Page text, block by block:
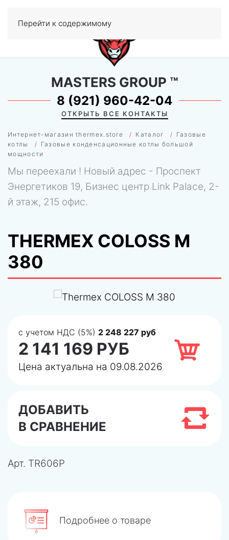
Перейти к содержимому
0
Интернет-магазин thermex.store Каталог
Газовые
котлы
Газовые конденсационные котлы большой
мощности
MASTERS GROUP ™
8 (921) 960-42-04
ОТКРЫТЬ ВСЕ КОНТАКТЫ
Мы переехали ! Новый адрес - Проспект
Энергетиков 19, Бизнес центр Link Palace, 2-
й этаж, 215 офис.
THERMEX COLOSS M
380
с учетом НДС (5%) 2 248 227 руб
2 141 169 РУБ
Цена актуальна на 09.08.2026
ДОБАВИТЬ
В СРАВНЕНИЕ
Арт. TR606P
Подробнее о товаре